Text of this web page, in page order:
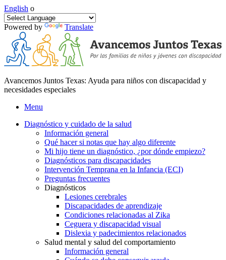
English o
Powered by Translate
Avancemos Juntos Texas: Ayuda para niños con discapacidad y
necesidades especiales
Menu
Diagnóstico y cuidado de la salud
Información general
Qué hacer si notas que hay algo diferente
Mi hijo tiene un diagnóstico, ¿por dónde empiezo?
Diagnósticos para discapacidades
Intervención Temprana en la Infancia (ECI)
Preguntas frecuentes
Diagnósticos
Lesiones cerebrales
Discapacidades de aprendizaje
Condiciones relacionadas al Zika
Ceguera y discapacidad visual
Dislexia y padecimientos relacionados
Salud mental y salud del comportamiento
Información general